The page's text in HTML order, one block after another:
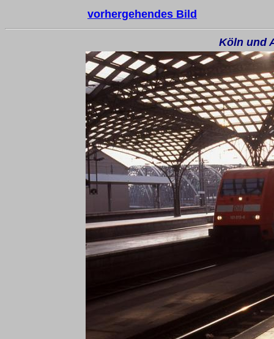
vorhergehendes Bild
Köln und